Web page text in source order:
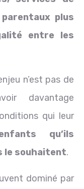
plus
entre les
n’est pas de
davantage
qui leur
qu’ils
le souhaitent.
dominé par